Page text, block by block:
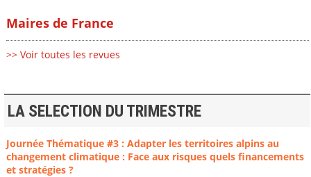
Maires de France
>> Voir toutes les revues
LA SELECTION DU TRIMESTRE
Journée Thématique #3 : Adapter les territoires alpins au
changement climatique : Face aux risques quels financements
et stratégies ?